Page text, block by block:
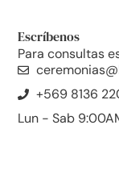
Escríbenos
Para consultas
+569 8136
Lun - Sab